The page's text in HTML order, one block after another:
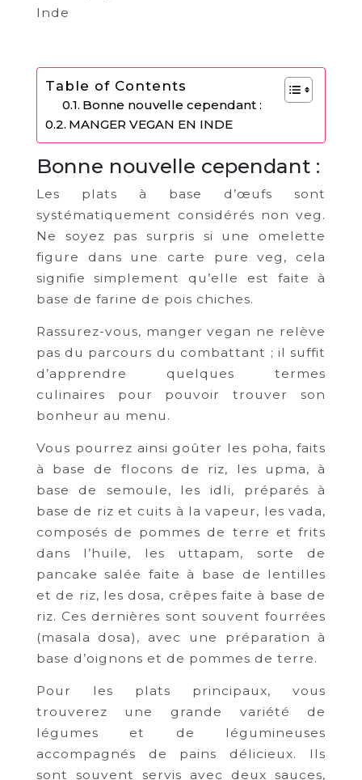
Inde
Table of Contents
Bonne nouvelle cependant :
MANGER VEGAN EN INDE
Bonne nouvelle cependant :
Les plats à base d’œufs sont
systématiquement considérés non veg.
Ne soyez pas surpris si une omelette
figure dans une carte pure veg, cela
signifie simplement qu’elle est faite à
base de farine de pois chiches.
Rassurez-vous, manger vegan ne relève
pas du parcours du combattant ; il suffit
d’apprendre quelques termes
culinaires pour pouvoir trouver son
bonheur au menu.
Vous pourrez ainsi goûter les poha, faits
à base de flocons de riz, les upma, à
base de semoule, les idli, préparés à
base de riz et cuits à la vapeur, les vada,
composés de pommes de terre et frits
dans l’huile, les uttapam, sorte de
pancake salée faite à base de lentilles
et de riz, les dosa, crêpes faite à base de
riz. Ces dernières sont souvent fourrées
(masala dosa), avec une préparation à
base d’oignons et de pommes de terre.
Pour les plats principaux, vous
trouverez une grande variété de
légumes et de légumineuses
accompagnés de pains délicieux. Ils
sont souvent servis avec deux sauces,